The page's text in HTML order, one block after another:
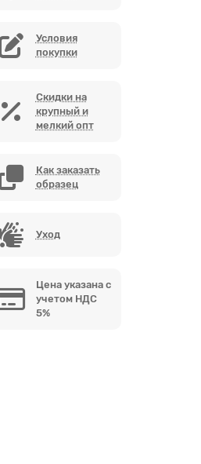
Условия
покупки
Скидки на
крупный и
мелкий опт
Как заказать
образец
Уход
Цена указана с
учетом НДС
5%